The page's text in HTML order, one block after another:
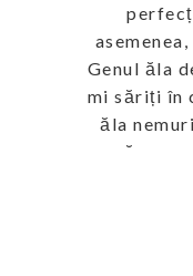
Genul ăla
mi săriți în
ăla
vă